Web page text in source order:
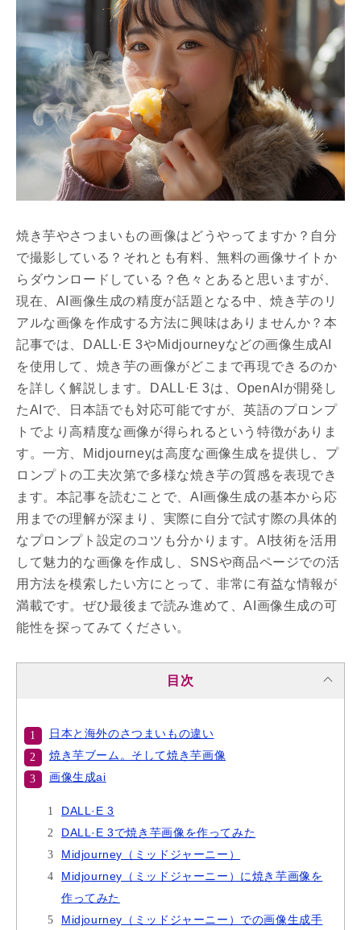
焼き芋やさつまいもの画像はどうやってますか？自分
で撮影している？それとも有料、無料の画像サイトか
らダウンロードしている？色々とあると思いますが、
現在、AI画像生成の精度が話題となる中、焼き芋のリ
アルな画像を作成する方法に興味はありませんか？本
記事では、DALL·E 3やMidjourneyなどの画像生成AI
を使用して、焼き芋の画像がどこまで再現できるのか
を詳しく解説します。DALL·E 3は、OpenAIが開発し
たAIで、日本語でも対応可能ですが、英語のプロンプ
トでより高精度な画像が得られるという特徴がありま
す。一方、Midjourneyは高度な画像生成を提供し、プ
ロンプトの工夫次第で多様な焼き芋の質感を表現でき
ます。本記事を読むことで、AI画像生成の基本から応
用までの理解が深まり、実際に自分で試す際の具体的
なプロンプト設定のコツも分かります。AI技術を活用
して魅力的な画像を作成し、SNSや商品ページでの活
用方法を模索したい方にとって、非常に有益な情報が
満載です。ぜひ最後まで読み進めて、AI画像生成の可
能性を探ってみてください。
目次
日本と海外のさつまいもの違い
焼き芋ブーム。そして焼き芋画像
画像生成ai
DALL·E 3
DALL·E 3で焼き芋画像を作ってみた
Midjourney（ミッドジャーニー）
Midjourney（ミッドジャーニー）に焼き芋画像を
作ってみた
Midjourney（ミッドジャーニー）での画像生成手